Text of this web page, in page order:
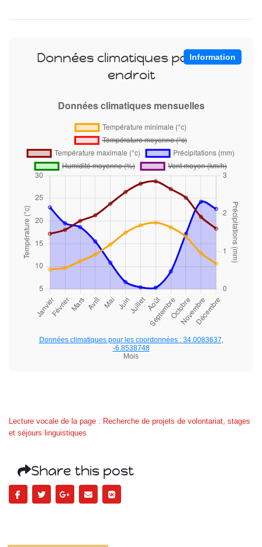
Information
Données climatiques pour cet
endroit
Données climatiques pour les coordonnées : 34.0083637,
-6.8538748
Mois
Lecture vocale de la page : Recherche de projets de volontariat, stages
et séjours linguistiques
Share this post